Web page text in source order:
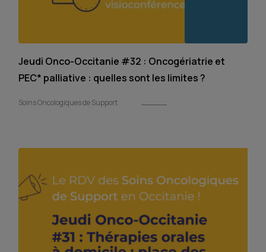
Jeudi Onco-Occitanie #32 : Oncogériatrie et
PEC* palliative : quelles sont les limites ?
Soins Oncologiques de Support